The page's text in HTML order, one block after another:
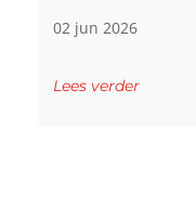
02 jun 2026
Lees verder